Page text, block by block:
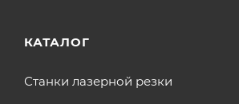
КАТАЛОГ
Станки лазерной резки